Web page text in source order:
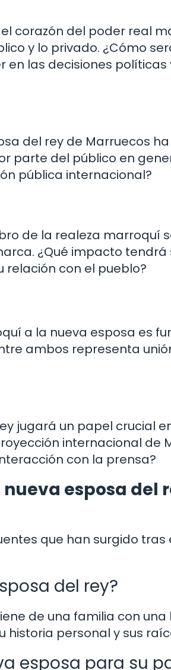
corazón del poder real
y lo privado. ¿Cómo
en las decisiones políticas
del rey de Marruecos
parte del público en
pública internacional?
de la realeza marroquí
¿Qué impacto
relación con el pueblo?
a la nueva esposa es
ambos representa
jugará un papel crucial
internacional de
con la prensa?
esposa del
que han surgido tras
del rey?
de una familia con
historia personal y sus
esposa para su